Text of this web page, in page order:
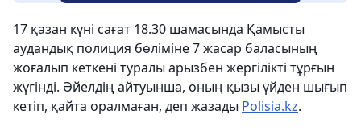
17 қазан күні сағат 18.30 шамасында Қамысты
аудандық полиция бөліміне 7 жасар баласының
жоғалып кеткені туралы арызбен жергілікті тұрғын
жүгінді. Әйелдің айтуынша, оның қызы үйден шығып
кетіп, қайта оралмаған, деп жазады Polisia.kz.